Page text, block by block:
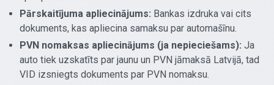
Pārskaitījuma apliecinājums: Bankas izdruka vai cits
dokuments, kas apliecina samaksu par automašīnu.
PVN nomaksas apliecinājums (ja nepieciešams): Ja
auto tiek uzskatīts par jaunu un PVN jāmaksā Latvijā, tad
VID izsniegts dokuments par PVN nomaksu.